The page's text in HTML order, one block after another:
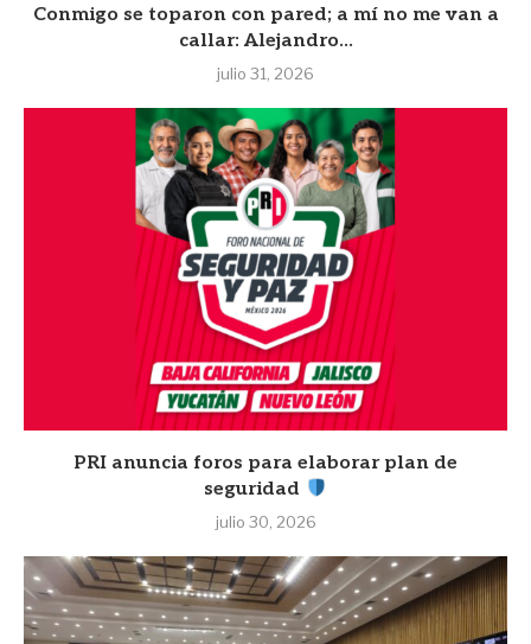
Conmigo se toparon con pared; a mí no me van a
callar: Alejandro...
julio 31, 2026
PRI anuncia foros para elaborar plan de
seguridad
julio 30, 2026